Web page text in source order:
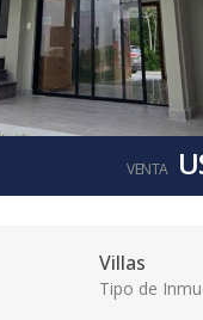
VENTA
Villas
Tipo de